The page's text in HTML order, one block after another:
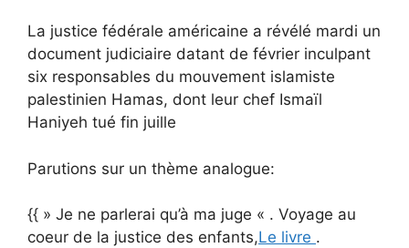
La justice fédérale américaine a révélé mardi un
document judiciaire datant de février inculpant
six responsables du mouvement islamiste
palestinien Hamas, dont leur chef Ismaïl
Haniyeh tué fin juille
Parutions sur un thème analogue:
{{ » Je ne parlerai qu’à ma juge « . Voyage au
coeur de la justice des enfants,Le livre .